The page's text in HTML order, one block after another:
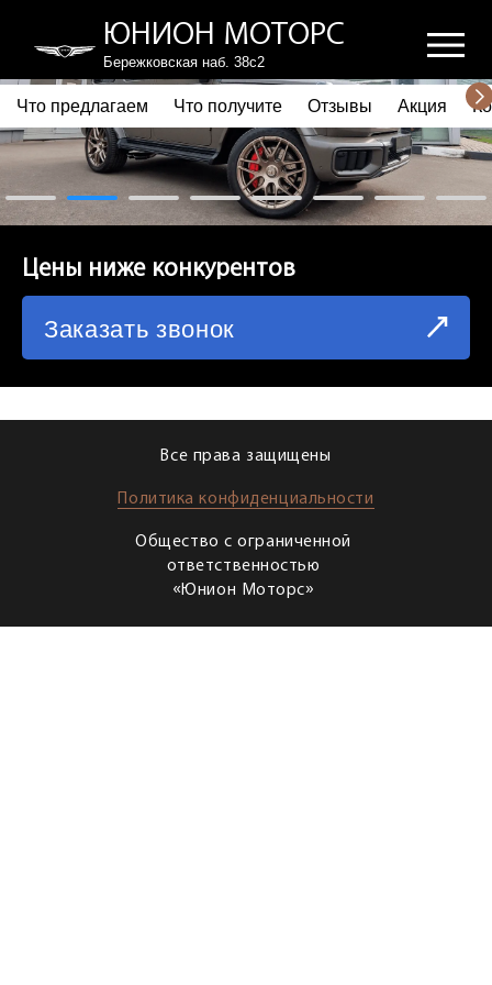
ЮНИОН МОТОРС
Бережковская наб. 38с2
ПОЧЕМУ ВЫБИРАЮТ НАС
ЧТО ПРЕДЛАГАЕМ
ЧТО ПОЛУЧИТЕ
СХЕМА ПРОЕЗДА
Что предлагаем Что получите Отзывы Акция
Цены ниже конкурентов
Заказать звонок
Все права защищены
Политика конфиденциальности
Общество с ограниченной
ответственностью
«Юнион Моторс»